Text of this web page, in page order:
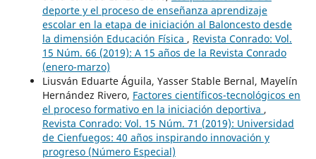
deporte y el proceso de enseñanza aprendizaje
escolar en la etapa de iniciación al Baloncesto desde
la dimensión Educación Física , Revista Conrado: Vol.
15 Núm. 66 (2019): A 15 años de la Revista Conrado
(enero-marzo)
Liusván Eduarte Águila, Yasser Stable Bernal, Mayelín
Hernández Rivero, Factores científicos-tecnológicos en
el proceso formativo en la iniciación deportiva ,
Revista Conrado: Vol. 15 Núm. 71 (2019): Universidad
de Cienfuegos: 40 años inspirando innovación y
progreso (Número Especial)